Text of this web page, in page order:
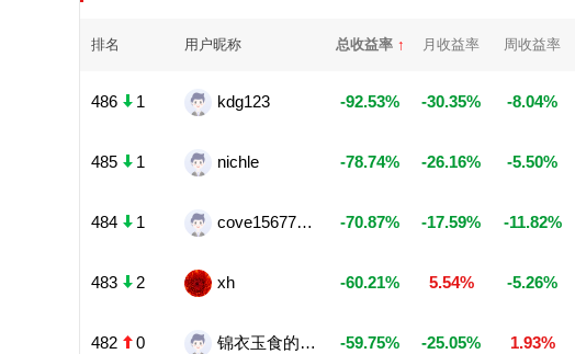
排名 用户昵称 总收益率 ↑ 月收益率 周收益率
486 1 kdg123 -92.53% -30.35% -8.04%
485 1 nichle -78.74% -26.16% -5.50%
484 1 cove15677634931 -70.87% -17.59% -11.82%
483 2 xh -60.21% 5.54% -5.26%
482 0 锦衣玉食的鼠贝 -59.75% -25.05% 1.93%